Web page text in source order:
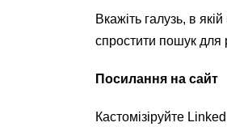
Вкажіть галузь, в
спростити пошук для
Посилання на сайт
Кастомізіруйте